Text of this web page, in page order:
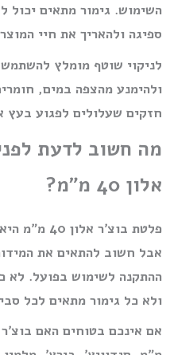
השימוש. גימור מתאים יכול
ספיגה ולהאריך את חיי
לניקוי שוטף מומלץ
ולהימנע מהצפה במים,
חזקים שעלולים לפגוע בעץ
מה חשוב לדעת
אלון 40 מ״מ?
פלטת
אבל חשוב להתאים את
ההתקנה לשימוש בפועל. לא
ולא כל גימור מתאים לכל